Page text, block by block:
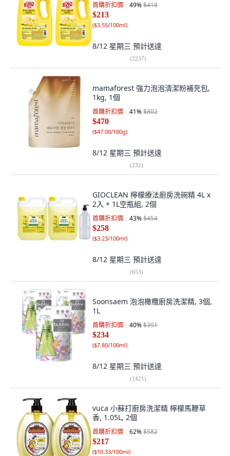
首購折扣價 49%$418
$213
($3.55/100ml)
8/12 星期三 預計送達
(2237)
mamaforest 強力泡泡清潔粉補充包,
1kg, 1個
首購折扣價 41%$802
$470
($47.00/100g)
8/12 星期三 預計送達
(232)
GIOCLEAN 檸檬療法廚房洗碗精 4L x
2入 + 1L空瓶組, 2個
首購折扣價 43%$454
$258
($3.23/100ml)
8/12 星期三 預計送達
(653)
Soonsaem 泡泡橄欖廚房洗潔精, 3個,
1L
首購折扣價 40%$391
$234
($7.80/100ml)
8/12 星期三 預計送達
(1421)
vuca 小蘇打廚房洗潔精 檸檬馬鞭草
香, 1.05L, 2個
首購折扣價 62%$582
$217
($10.33/100ml)